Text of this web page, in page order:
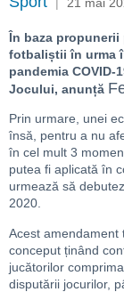
În baza
fotbaliștii în urma
pandemia
Jocului, anunță
Prin urmare, unei
însă, pentru a nu
în cel mult 3
putea fi aplicată în
urmează să
2020.
Acest amendament
conceput ținând
jucătorilor
disputării jocurilor,